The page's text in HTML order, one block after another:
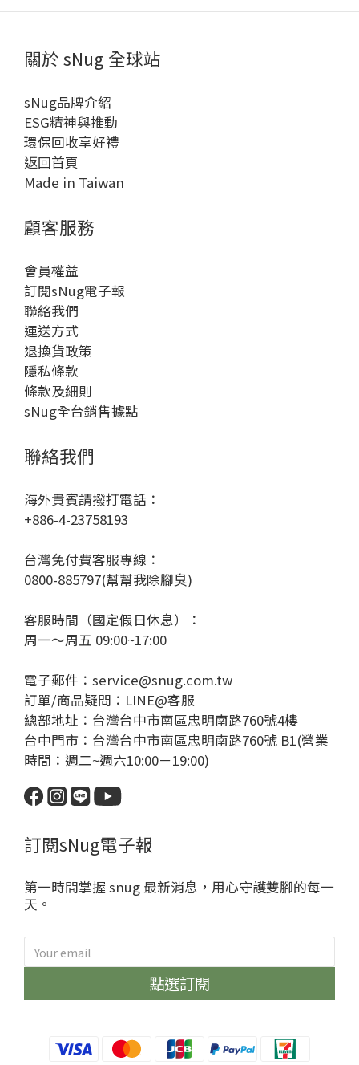
關於 sNug 全球站
sNug品牌介紹
ESG精神與推動
環保回收享好禮
返回首頁
Made in Taiwan
顧客服務
會員權益
訂閱sNug電子報
聯絡我們
運送方式
退換貨政策
隱私條款
條款及細則
sNug全台銷售據點
聯絡我們
海外貴賓請撥打電話：
+886-4-23758193
台灣免付費客服專線：
0800-885797(幫幫我除腳臭)
客服時間（國定假日休息）：
周一～周五 09:00~17:00
電子郵件：service@snug.com.tw
訂單/商品疑問： LINE@客服
總部地址：台灣台中市南區忠明南路760號4樓
台中門市：台灣台中市南區忠明南路760號 B1(營業
時間：週二~週六10:00－19:00)
訂閱sNug電子報
第一時間掌握 snug 最新消息，用心守護雙腳的每一
天。
點選訂閱
sNug給足呵護